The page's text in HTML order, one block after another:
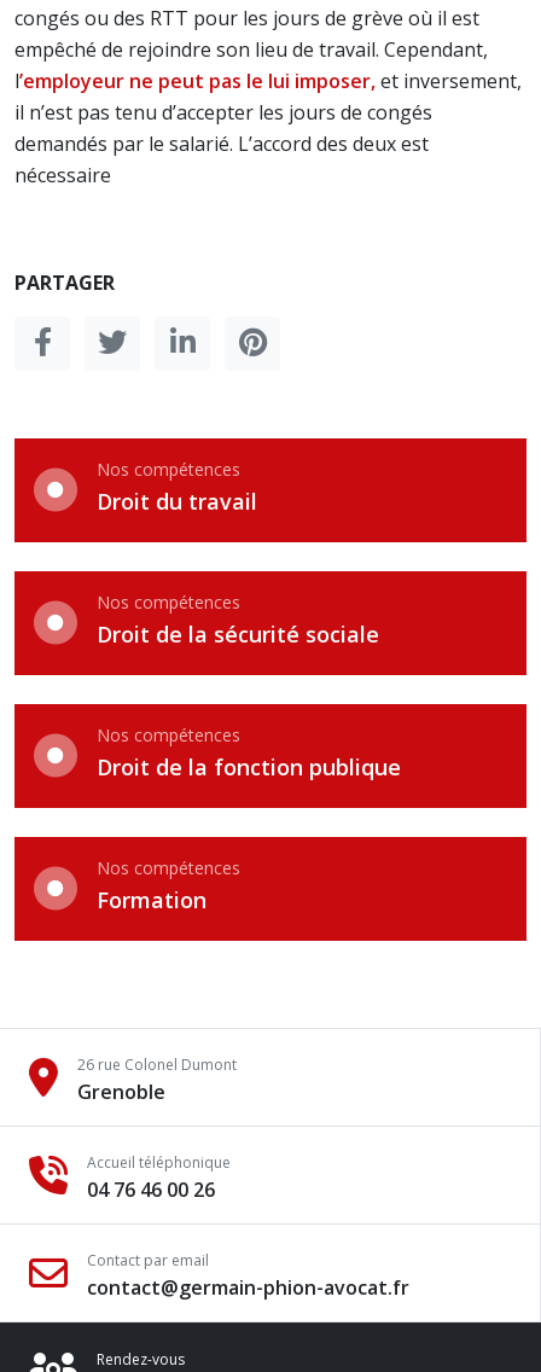
congés ou des RTT pour les jours de grève où il est
empêché de rejoindre son lieu de travail. Cependant,
l’employeur ne peut pas le lui imposer,et inversement,
il n’est pas tenu d’accepter les jours de congés
demandés par le salarié. L’accord des deux est
nécessaire
PARTAGER
Nos compétences
Droit du travail
Nos compétences
Droit de la sécurité sociale
Nos compétences
Droit de la fonction publique
Nos compétences
Formation
26 rue Colonel Dumont
Grenoble
Accueil téléphonique
04 76 46 00 26
Contact par email
contact@germain-phion-avocat.fr
Rendez-vous